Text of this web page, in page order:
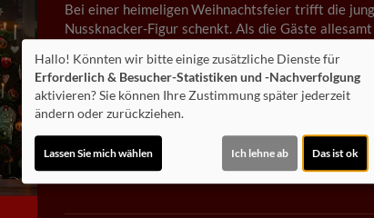
Bei einer heimeligen Weihnachtsfeier trifft die
Nussknacker-Figur schenkt. Als die Gäste
um die Puppe zu suchen. Doch stattdessen
Zauber: wunderliche Landschaften,
Zauber geht nie zu Ende.
Peter Wrights Produktion dieses
Orchesterpartitur aufleuchten und verleiht Julia
Hallo! Könnten wir bitte einige zusätzliche Dienste für
Erforderlich & Besucher-Statistiken und -Nachverfolgung
aktivieren? Sie können Ihre Zustimmung später jederzeit
ändern oder zurückziehen.
Lassen Sie mich wählen Ich lehne ab Das ist ok